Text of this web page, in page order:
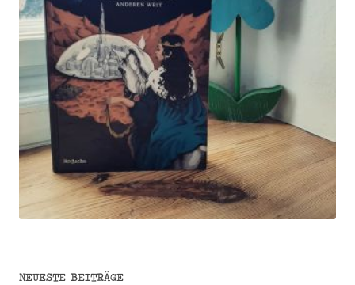
NEUESTE BEITRÄGE